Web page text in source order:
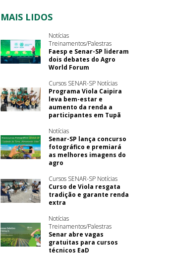
MAIS LIDOS
Notícias
Treinamentos/Palestras
Faesp e Senar-SP lideram
dois debates do Agro
World Forum
Cursos SENAR-SP Notícias
Programa Viola Caipira
leva bem-estar e
aumento da renda a
participantes em Tupã
Notícias
Senar-SP lança concurso
fotográfico e premiará
as melhores imagens do
agro
Cursos SENAR-SP Notícias
Curso de Viola resgata
tradição e garante renda
extra
Notícias
Treinamentos/Palestras
Senar abre vagas
gratuitas para cursos
técnicos EaD